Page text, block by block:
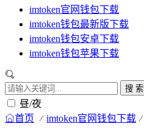
imtoken官网钱包下载
imtoken钱包最新版下载
imtoken钱包安卓下载
imtoken钱包苹果下载
搜 索
昼/夜
首页 imtoken官网钱包下载